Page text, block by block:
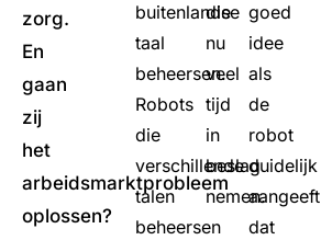
zorg.
En
gaan
zij
het
arbeidsmarktprobleem
oplossen?
buitenlandse
taal
beheersen.
Robots
die
verschillende
talen
beheersen
die
nu
veel
tijd
in
beslag
nemen.
goed
idee
als
de
robot
duidelijk
aangeeft
dat